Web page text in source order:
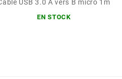
USB 3.0 A vers B micro 1m
EN STOCK